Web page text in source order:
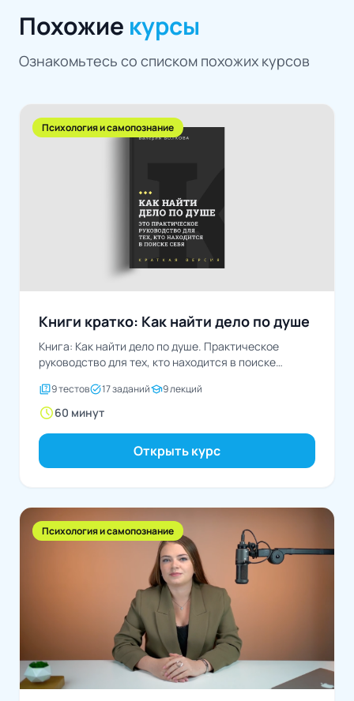
Похожие курсы
Ознакомьтесь со списком похожих курсов
Психология и самопознание
Книги кратко: Как найти дело по душе
Книга: Как найти дело по душе. Практическое
руководство для тех, кто находится в поиске
quiz9 тестовtask_alt17 заданийschool9 лекций
schedule60 минут
Открыть курс
Психология и самопознание